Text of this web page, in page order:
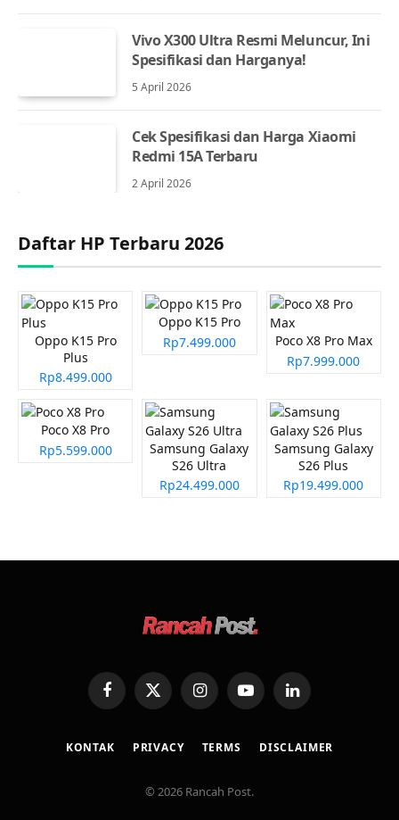
Vivo X300 Ultra Resmi Meluncur, Ini
Spesifikasi dan Harganya!
5 April 2026
Cek Spesifikasi dan Harga Xiaomi
Redmi 15A Terbaru
2 April 2026
Daftar HP Terbaru 2026
Oppo K15 Pro
Plus
Rp8.499.000
Oppo K15 Pro
Rp7.499.000
Poco X8 Pro Max
Rp7.999.000
Poco X8 Pro
Rp5.599.000
Samsung Galaxy
S26 Ultra
Rp24.499.000
Samsung Galaxy
S26 Plus
Rp19.499.000
FacebookX
(Twitter)
InstagramYouTubeLinkedIn
KONTAK PRIVACY TERMS DISCLAIMER
© 2026 Rancah Post.